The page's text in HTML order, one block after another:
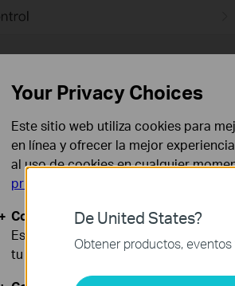
De United States?
Obtener productos, eventos
Your Privacy Choices
Este sitio web utiliza cookies para
en línea y ofrecer la mejor
al uso de cookies en cualquier
privacidad
Cookies Básicas
Estas cookies son necesarias para
tu sistema.